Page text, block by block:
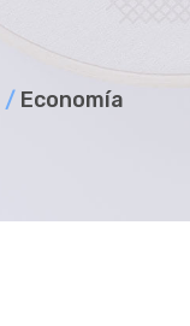
/ Economía